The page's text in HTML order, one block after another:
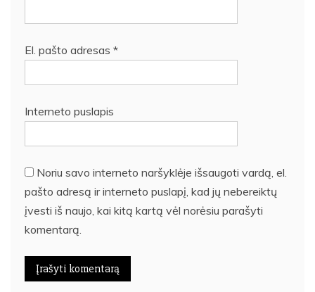
El. pašto adresas *
Interneto puslapis
Noriu savo interneto naršyklėje išsaugoti vardą, el.
pašto adresą ir interneto puslapį, kad jų nebereiktų
įvesti iš naujo, kai kitą kartą vėl norėsiu parašyti
komentarą.